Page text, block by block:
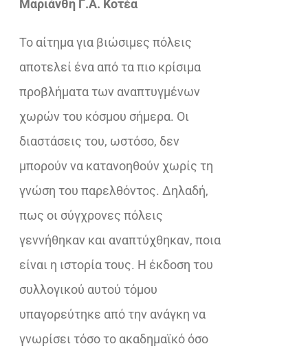
Μαριάνθη Γ.Α. Κοτέα
Το αίτημα για βιώσιμες πόλεις
αποτελεί ένα από τα πιο κρίσιμα
προβλήματα των αναπτυγμένων
χωρών του κόσμου σήμερα. Οι
διαστάσεις του, ωστόσο, δεν
μπορούν να κατανοηθούν χωρίς τη
γνώση του παρελθόντος. Δηλαδή,
πως οι σύγχρονες πόλεις
γεννήθηκαν και αναπτύχθηκαν, ποια
είναι η ιστορία τους. Η έκδοση του
συλλογικού αυτού τόμου
υπαγορεύτηκε από την ανάγκη να
γνωρίσει τόσο το ακαδημαϊκό όσο